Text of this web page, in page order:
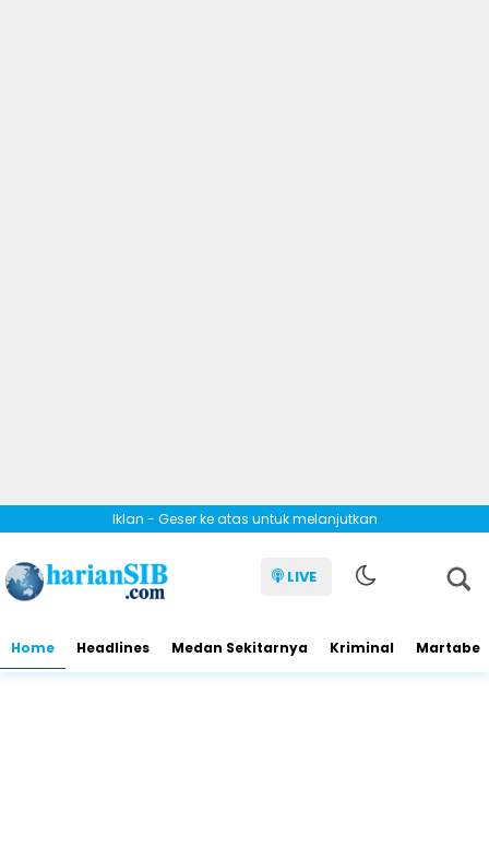
Iklan - Geser ke atas untuk melanjutkan
LIVE
Home Headlines Medan Sekitarnya Kriminal Martabe